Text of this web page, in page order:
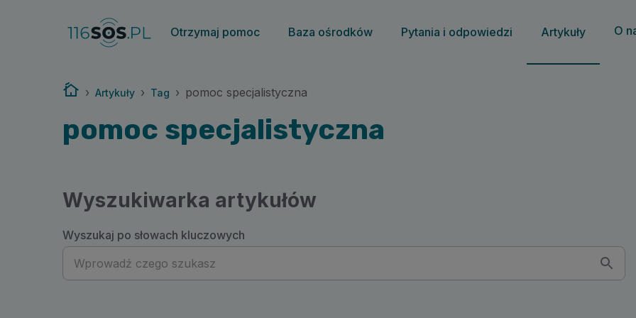
Otrzymaj pomoc Baza ośrodków Pytania i odpowiedzi Artykuły O
Strona główna
› Artykuły › Tag › pomoc specjalistyczna
pomoc specjalistyczna
Wyszukiwarka artykułów
Wyszukaj po słowach kluczowych